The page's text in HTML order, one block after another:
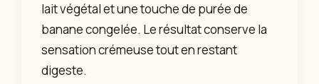
lait végétal et une touche de purée de
banane congelée. Le résultat conserve la
sensation crémeuse tout en restant
digeste.